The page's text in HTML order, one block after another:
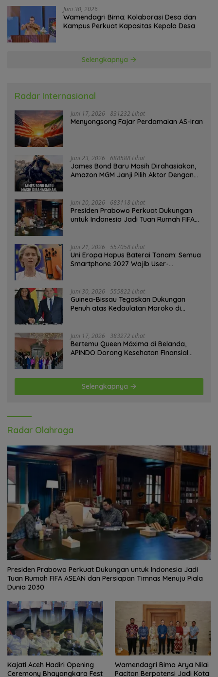
Juni 30, 2026
Wamendagri Bima: Kolaborasi Desa dan
Kampus Perkuat Kapasitas Kepala Desa
Selengkapnya
Radar Internasional
Juni 17, 2026 831232 Lihat
Menyongsong Fajar Perdamaian AS-Iran
Juni 23, 2026 688588 Lihat
James Bond Baru Masih Dirahasiakan,
Amazon MGM Janji Pilih Aktor Dengan
Juni 20, 2026 683118 Lihat
Presiden Prabowo Perkuat Dukungan
untuk Indonesia Jadi Tuan Rumah FIFA
Juni 21, 2026 557058 Lihat
Uni Eropa Hapus Baterai Tanam: Semua
Smartphone 2027 Wajib User-
Juni 30, 2026 555822 Lihat
Guinea-Bissau Tegaskan Dukungan
Penuh atas Kedaulatan Maroko di
Juni 17, 2026 383272 Lihat
Bertemu Queen Máxima di Belanda,
APINDO Dorong Kesehatan Finansial
Selengkapnya
Radar Olahraga
Presiden Prabowo Perkuat Dukungan untuk Indonesia Jadi
Tuan Rumah FIFA ASEAN dan Persiapan Timnas Menuju Piala
Dunia 2030
Kajati Aceh Hadiri Opening
Ceremony Bhayangkara Fest
Wamendagri Bima Arya Nilai
Pacitan Berpotensi Jadi Kota